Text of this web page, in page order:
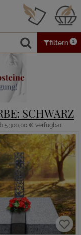
filtern 1
SCHWARZ
5.300,00 € verfügbar